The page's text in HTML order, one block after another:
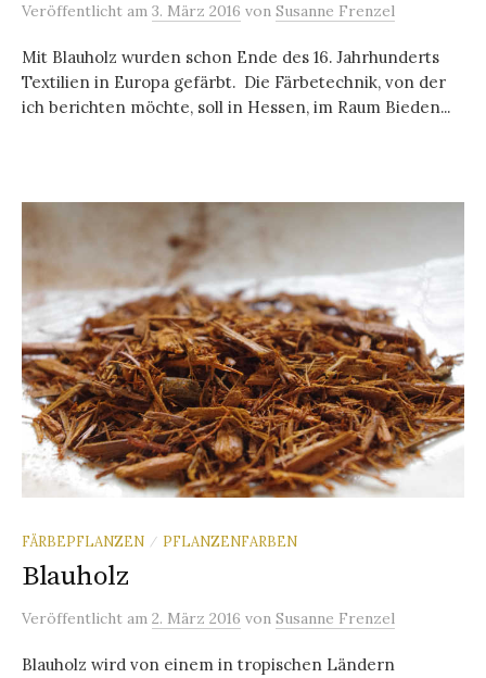
Veröffentlicht am 3. März 2016 von Susanne Frenzel
Mit Blauholz wurden schon Ende des 16. Jahrhunderts
Textilien in Europa gefärbt. Die Färbetechnik, von der
ich berichten möchte, soll in Hessen, im Raum Bieden...
FÄRBEPFLANZEN / PFLANZENFARBEN
Blauholz
Veröffentlicht am 2. März 2016 von Susanne Frenzel
Blauholz wird von einem in tropischen Ländern